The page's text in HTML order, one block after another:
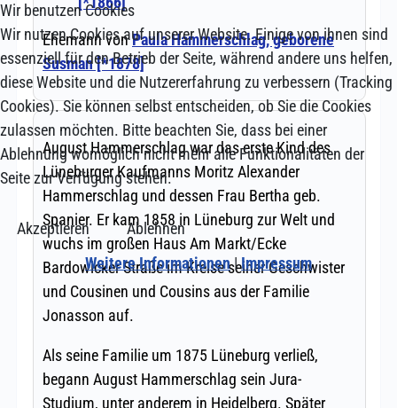
Wir benutzen Cookies
Wir nutzen Cookies auf unserer Website. Einige von ihnen sind
essenziell für den Betrieb der Seite, während andere uns helfen,
diese Website und die Nutzererfahrung zu verbessern (Tracking
Cookies). Sie können selbst entscheiden, ob Sie die Cookies
zulassen möchten. Bitte beachten Sie, dass bei einer
Ablehnung womöglich nicht mehr alle Funktionalitäten der
Seite zur Verfügung stehen.
Akzeptieren
Ablehnen
Weitere Informationen|Impressum